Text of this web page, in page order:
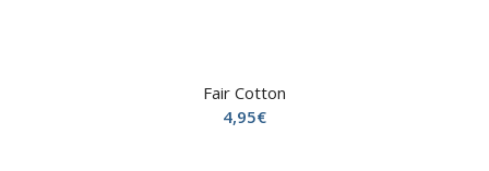
Fair Cotton
4,95€